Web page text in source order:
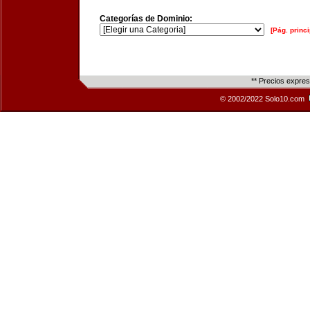
Categorías de Dominio:
[Pág.
** Precios
© 2002/2022 Solo10.com